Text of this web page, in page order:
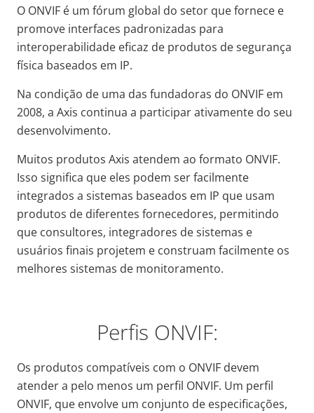
O ONVIF é um fórum global do setor que fornece e
promove interfaces padronizadas para
interoperabilidade eficaz de produtos de segurança
física baseados em IP.
Na condição de uma das fundadoras do ONVIF em
2008, a Axis continua a participar ativamente do seu
desenvolvimento.
Muitos produtos Axis atendem ao formato ONVIF.
Isso significa que eles podem ser facilmente
integrados a sistemas baseados em IP que usam
produtos de diferentes fornecedores, permitindo
que consultores, integradores de sistemas e
usuários finais projetem e construam facilmente os
melhores sistemas de monitoramento.
Perfis ONVIF:
Os produtos compatíveis com o ONVIF devem
atender a pelo menos um perfil ONVIF. Um perfil
ONVIF, que envolve um conjunto de especificações,